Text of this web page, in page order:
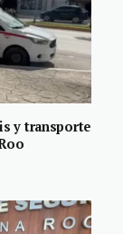
y transporte